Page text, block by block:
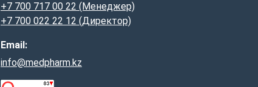
+7 700 717 00 22 (Менеджер)
+7 700 022 22 12 (Директор)
Email:
info@medpharm.kz